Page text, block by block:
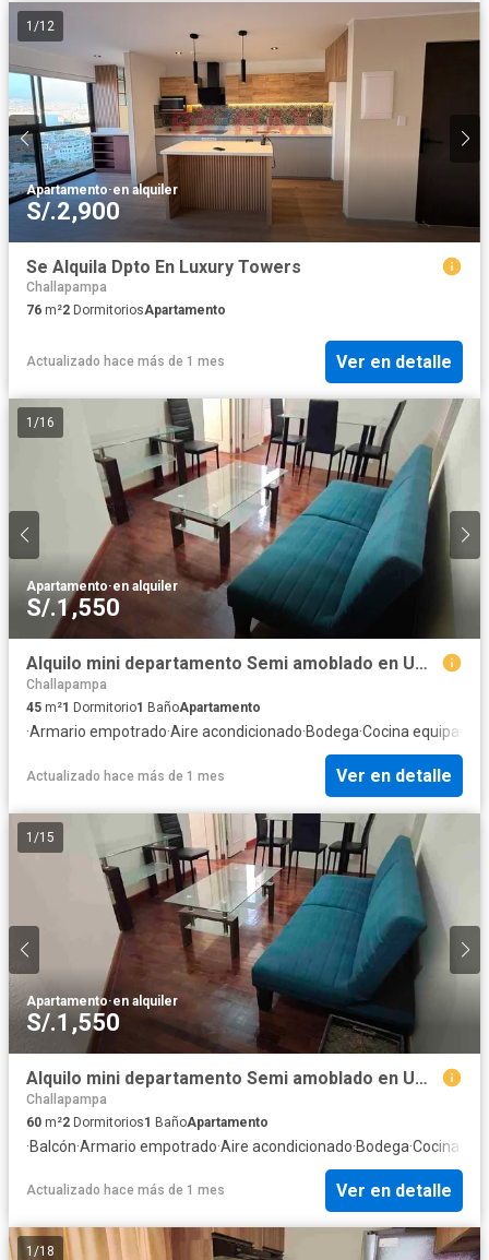
1 /12
Apartamento·en alquiler
S/.2,900
Se Alquila Dpto En Luxury Towers
Challapampa
76 m²2 DormitoriosApartamento
Actualizado hace más de 1 mes Ver en detalle
1 /16
Apartamento·en alquiler
S/.1,550
Alquilo mini departamento Semi amoblado en Umacollo Arequipa
Challapampa
45 m²1 Dormitorio1 BañoApartamento
·Armario empotrado·Aire acondicionado·Bodega·Cocina equipada
Actualizado hace más de 1 mes Ver en detalle
1 /15
Apartamento·en alquiler
S/.1,550
Alquilo mini departamento Semi amoblado en Umacollo Arequipa
Challapampa
60 m²2 Dormitorios1 BañoApartamento
·Balcón·Armario empotrado·Aire acondicionado·Bodega·Cocina
Actualizado hace más de 1 mes Ver en detalle
1 /18